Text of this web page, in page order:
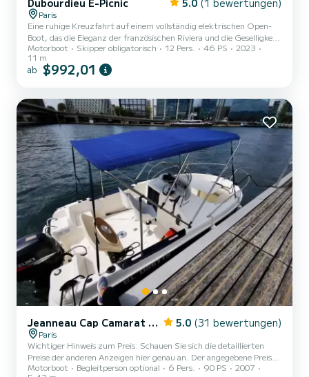
Dubourdieu E-Picnic 5.0 (1 bewertungen)
Paris
Eine ruhige Kreuzfahrt auf einem vollständig elektrischen Open-
Boot, das die Eleganz der französischen Riviera und die Geselligkeit
des Bassin d'Arcachon verbindet? Steigen Sie für eine 1,5-stündige
ruhige Kreuzfahrt ab der Pont Alexandre III ein. Zögern Sie nicht,
uns Ihre Wünsche für diese außergewöhnliche Kreuzfahrt
kombinieren unsere vollständig elektrischen Flotten...
Motorboot Skipper obligatorisch 12 Pers. 46 PS
2023
11 m
ab $992,01
Jeanneau Cap Camarat 545 WA 5.0 (31 bewertungen)
Paris
Wichtiger Hinweis zum Preis: Schauen Sie sich die detaillierten
Preise der anderen Anzeigen hier genau an. Der angegebene Preis
gilt für einen halben Tag für 3 Stunden Navigation am Vormittag
Motorboot Begleitperson optional 6 Pers. 90 PS
2007